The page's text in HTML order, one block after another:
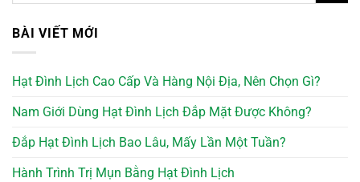
BÀI VIẾT MỚI
Hạt Đình Lịch Cao Cấp Và Hàng Nội Địa, Nên Chọn Gì?
Nam Giới Dùng Hạt Đình Lịch Đắp Mặt Được Không?
Đắp Hạt Đình Lịch Bao Lâu, Mấy Lần Một Tuần?
Hành Trình Trị Mụn Bằng Hạt Đình Lịch